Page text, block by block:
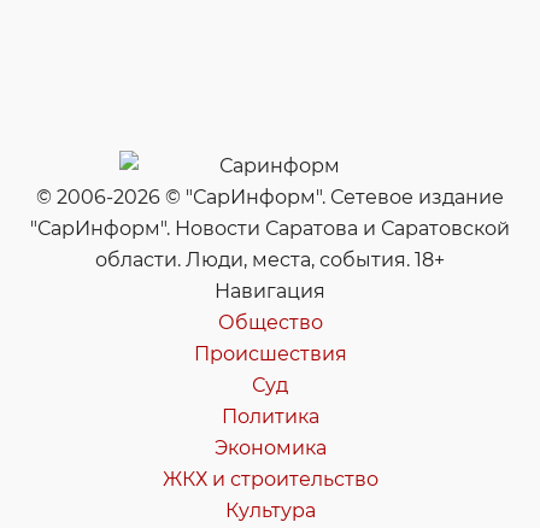
© 2006-2026 © "СарИнформ". Сетевое издание
"СарИнформ". Новости Саратова и Саратовской
области. Люди, места, события. 18+
Навигация
Общество
Происшествия
Суд
Политика
Экономика
ЖКХ и строительство
Культура